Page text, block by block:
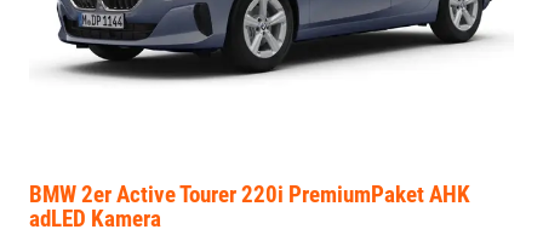
BMW 2er Active Tourer220i PremiumPaket AHK
adLED Kamera